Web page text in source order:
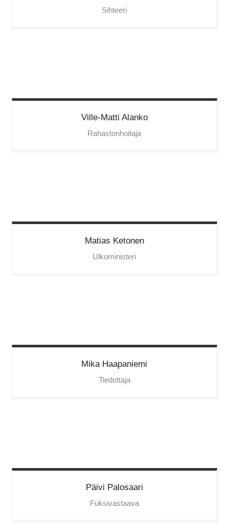
Sihteeri
Ville-Matti Alanko
Rahastonhoitaja
Matias Ketonen
Ulkoministeri
Mika Haapaniemi
Tiedottaja
Päivi Palosaari
Fuksivastaava